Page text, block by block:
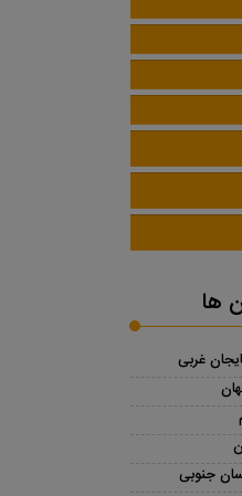
ها
غربی
جنوبی